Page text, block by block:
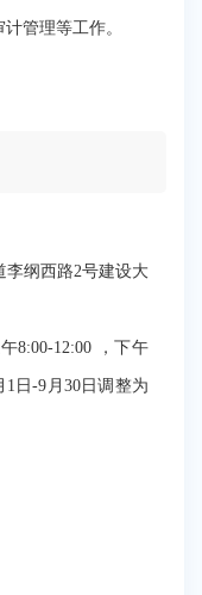
管理等工作。
纲西路2号建设大
12:00 ，下午
1日-9月30日调整为